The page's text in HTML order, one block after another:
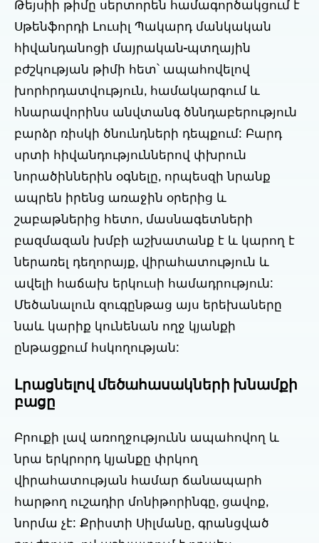
Թեյսիի թիմը սերտորեն համագործակցում է
Սթենֆորդի Լուսիլ Պակարդ մանկական
հիվանդանոցի մայրական-պտղային
բժշկության թիմի հետ՝ ապահովելով
խորհրդատվություն, համակարգում և
հնարավորինս անվտանգ ծննդաբերություն
բարձր ռիսկի ծնունդների դեպքում: Բարդ
սրտի հիվանդություններով փխրուն
նորածիններին օգնելը, որպեսզի նրանք
ապրեն իրենց առաջին օրերից և
շաբաթներից հետո, մասնագետների
բազմազան խմբի աշխատանք է և կարող է
ներառել դեղորայք, վիրահատություն և
ավելի հաճախ երկուսի համադրություն:
Մեծանալուն զուգընթաց այս երեխաները
նաև կարիք կունենան ողջ կյանքի
ընթացքում հսկողության:
Լրացնելով մեծահասակների խնամքի
բացը
Բրուքի լավ առողջությունն ապահովող և
նրա երկրորդ կյանքը փրկող
վիրահատության համար ճանապարհ
հարթող ուշադիր մոնիթորինգը, ցավոք,
նորմա չէ: Քրիստի Սիլմանը, գրանցված